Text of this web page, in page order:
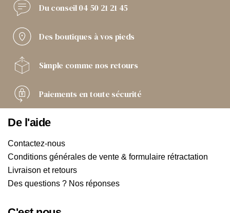
Du conseil04 50 21 21 45
Des boutiques à vos pieds
Simple comme nos retours
Paiements en toute sécurité
De l'aide
Contactez-nous
Conditions générales de vente & formulaire rétractation
Livraison et retours
Des questions ? Nos réponses